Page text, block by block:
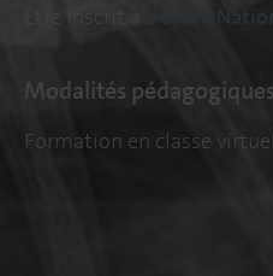
L’Ordre
Modalités pédagogiques
Formation en classe